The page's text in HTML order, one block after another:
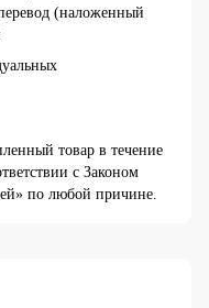
(наложенный
товар в течение
с Законом
по любой причине.